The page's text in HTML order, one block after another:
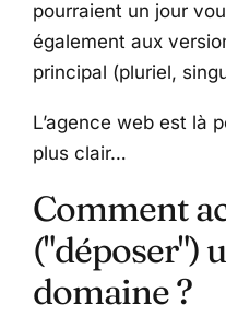
pourraient un jour
également aux
principal (pluriel,
L’agence web est là
plus clair…
Comment
("déposer")
domaine ?